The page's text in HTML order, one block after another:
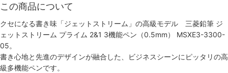
この商品について
クセになる書き味「ジェットストリーム」の高級モデル 三菱鉛筆 ジ
ェットストリーム プライム 2&1 3機能ペン（0.5mm） MSXE3-3300-
05。
書き心地と先進のデザインが融合した、ビジネスシーンにピッタリの高
級多機能ペンです。